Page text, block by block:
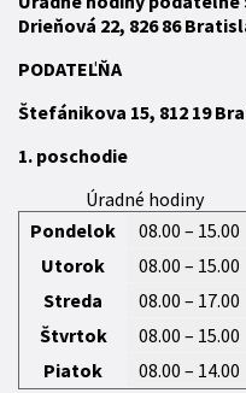
Drieňová 22, 826 86
PODATEĽŇA
Štefánikova 15, 812 19
1. poschodie
Úradné hodiny
Pondelok
08.00 – 15.00
Utorok
08.00 – 15.00
Streda
08.00 – 17.00
Štvrtok
08.00 – 15.00
Piatok
08.00 – 14.00